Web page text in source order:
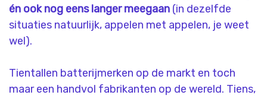
én ook nog eens langer meegaan (in dezelfde
situaties natuurlijk, appelen met appelen, je weet
wel).
Tientallen batterijmerken op de markt en toch
maar een handvol fabrikanten op de wereld. Tiens,